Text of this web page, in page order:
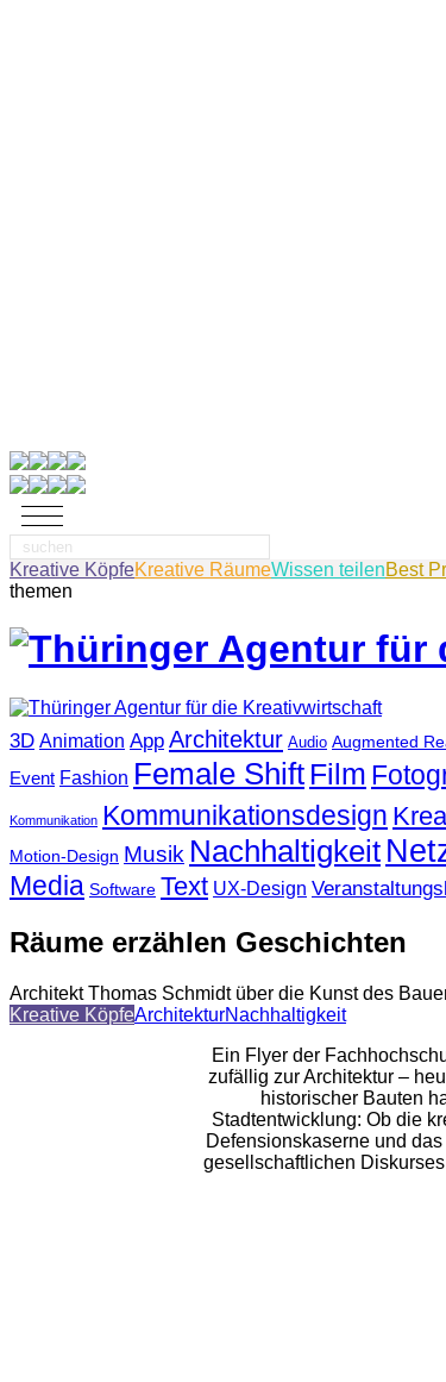
Suche
nach:
Kreative KöpfeKreative RäumeWissen teilenBest
themen
3D Animation App Architektur Audio Augmented
Event Fashion Female Shift Film
Kommunikation Kommunikationsdesign
Motion-Design Musik Nachhaltigkeit
Media Software Text UX-Design
Räume erzählen Geschichten
Architekt Thomas Schmidt über die Kunst des
Kreative KöpfeArchitekturNachhaltigkeit
Ein Flyer der
zufällig zur Architektur –
historischer Bauten
Stadtentwicklung: Ob die
Defensionskaserne und
gesellschaftlichen